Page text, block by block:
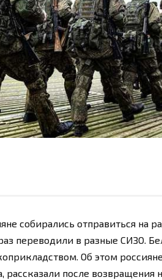
собирались отправиться на
переводили в разные СИЗО.
Об этом
после возвращения